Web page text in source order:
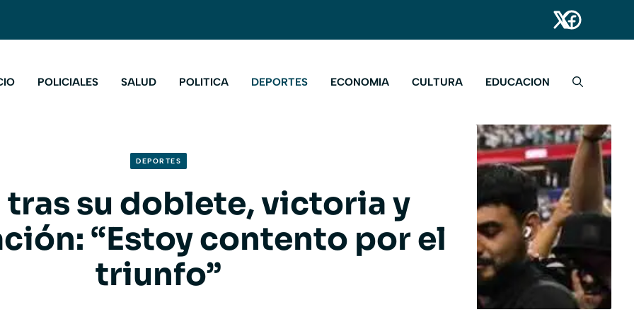
POLICIALES SALUD POLITICA DEPORTES ECONOMIA CULTURA EDUCACION
DEPORTES
tras su doblete, victoria y
“Estoy contento por el
triunfo”